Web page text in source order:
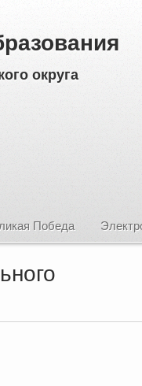
округа
Победа